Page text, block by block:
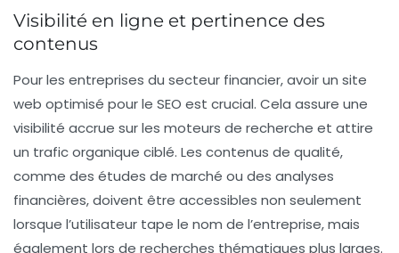
Visibilité en ligne et pertinence des
contenus
Pour les entreprises du secteur financier, avoir un site
web optimisé pour le SEO est crucial. Cela assure une
visibilité accrue sur les moteurs de recherche et attire
un trafic organique ciblé. Les contenus de qualité,
comme des études de marché ou des analyses
financières, doivent être accessibles non seulement
lorsque l’utilisateur tape le nom de l’entreprise, mais
également lors de recherches thématiques plus larges.